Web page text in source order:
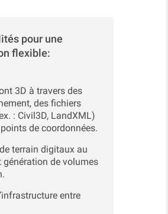
pour une
flexible:
3D à travers des
des fichiers
: Civil3D, LandXML)
de coordonnées.
terrain digitaux au
de volumes
entre